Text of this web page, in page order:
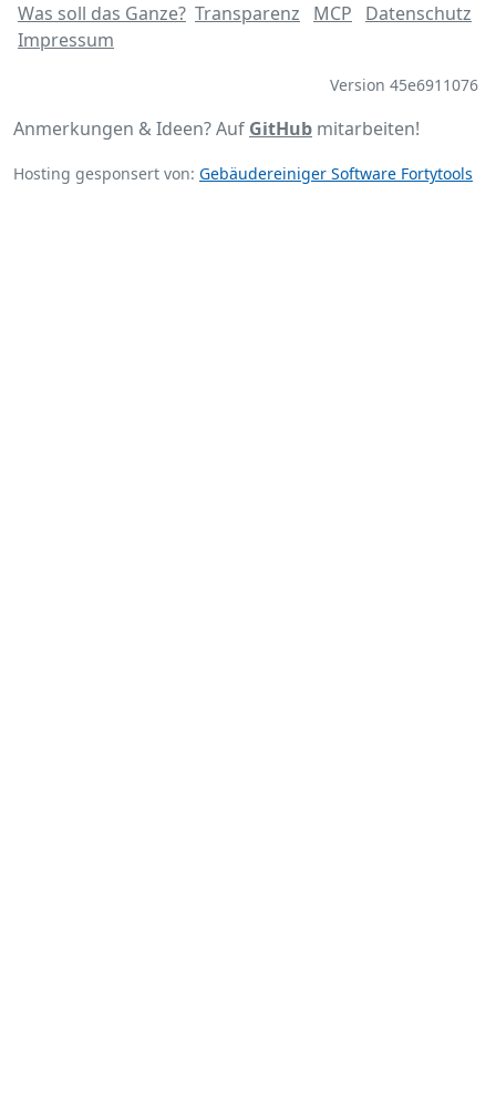
Was soll das Ganze? Transparenz MCP
Datenschutz
Impressum
Version 45e6911076
Anmerkungen & Ideen? Auf GitHub mitarbeiten!
Hosting gesponsert von: Gebäudereiniger Software Fortytools